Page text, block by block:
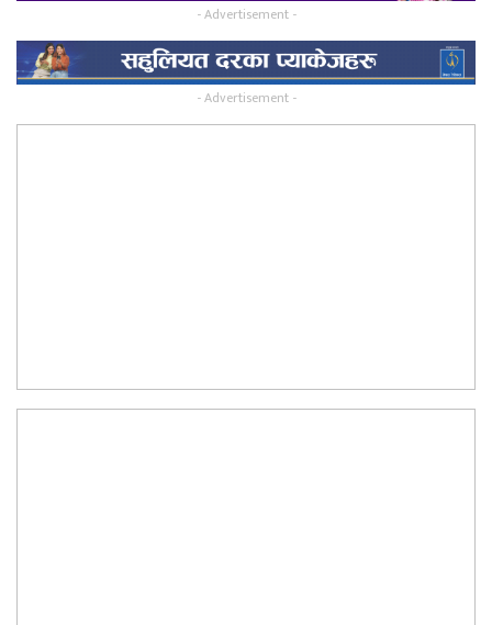
- Advertisement -
- Advertisement -